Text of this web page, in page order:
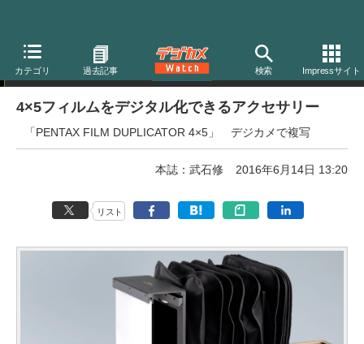
カテゴリ 過去記事 検索 Impressサイト
ニュース
4×5フィルムをデジタル化できるアクセサリー
「PENTAX FILM DUPLICATOR 4×5」 デジカメで複写
本誌：武石修 2016年6月14日 13:20
リスト